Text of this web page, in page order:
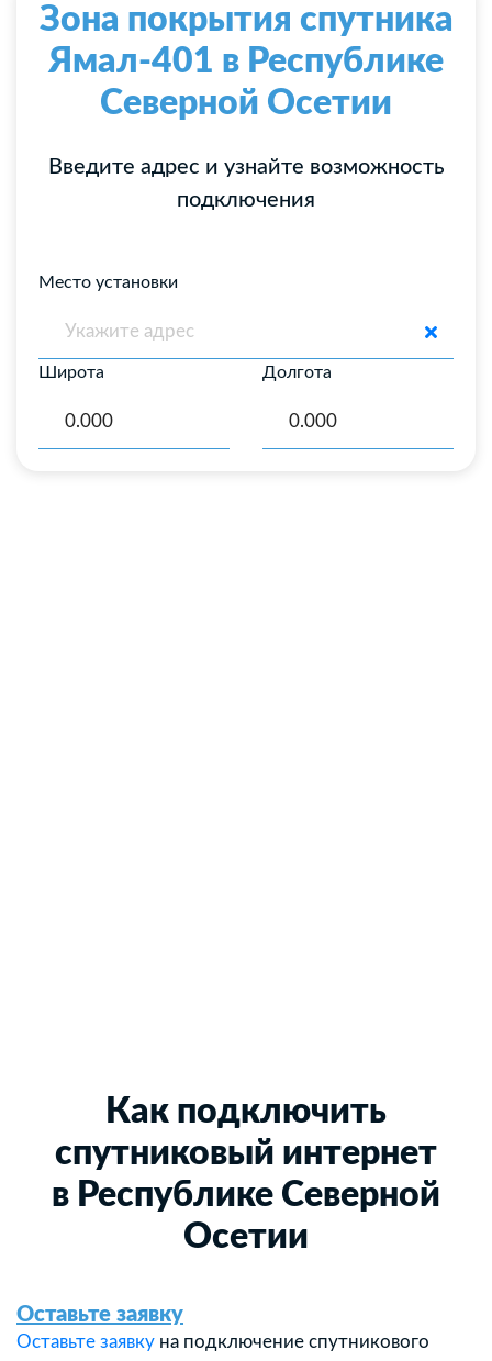
Зона покрытия спутника
Ямал-401 в Республике
Северной Осетии
Введите адрес и узнайте возможность
подключения
Место установки
Широта Долгота
Как подключить
спутниковый интернет
в Республике Северной
Осетии
Оставьте заявку
Оставьте заявку на подключение спутникового